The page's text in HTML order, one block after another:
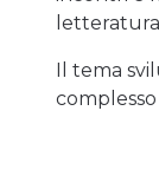
Il tema